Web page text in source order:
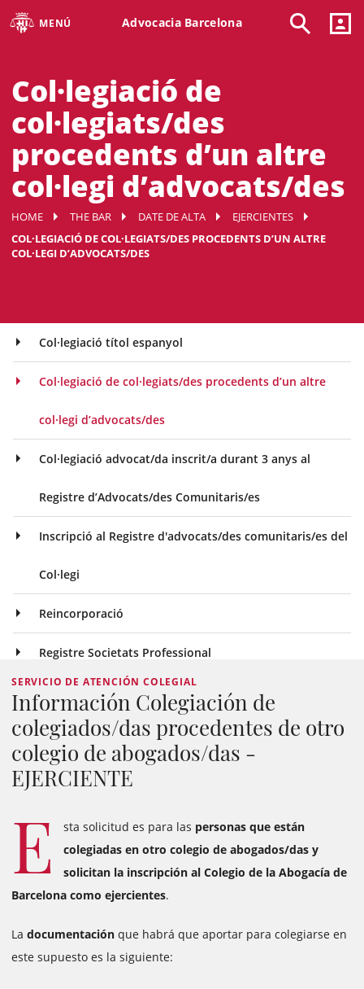
MENÚ Advocacia Barcelona
Col·legiació de
col·legiats/des
procedents d’un altre
col·legi d’advocats/des
HOME THE BAR DATE DE ALTA
EJERCIENTES
COL·LEGIACIÓ DE COL·LEGIATS/DES PROCEDENTS D’UN ALTRE
COL·LEGI D’ADVOCATS/DES
Col·legiació títol espanyol
Col·legiació de col·legiats/des procedents d’un altre
col·legi d’advocats/des
Col·legiació advocat/da inscrit/a durant 3 anys al
Registre d’Advocats/des Comunitaris/es
Inscripció al Registre d'advocats/des comunitaris/es del
Col·legi
Reincorporació
Registre Societats Professional
SERVICIO DE ATENCIÓN COLEGIAL
Información Colegiación de
colegiados/das procedentes de otro
colegio de abogados/das -
EJERCIENTE
E sta solicitud es para las personas que están
colegiadas en otro colegio de abogados/das y
solicitan la inscripción al Colegio de la Abogacía de
Barcelona como ejercientes.
La documentación que habrá que aportar para colegiarse en
este supuesto es la siguiente: